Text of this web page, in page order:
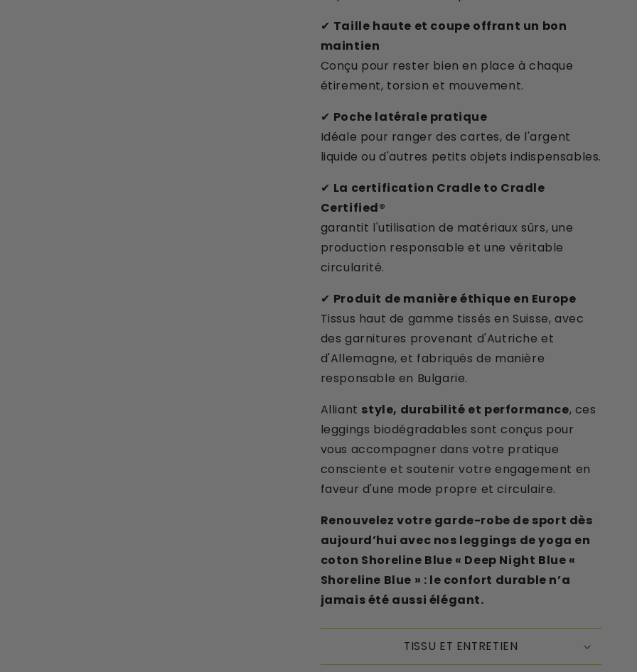
✔ Taille haute et coupe offrant un bon
maintien
Conçu pour rester bien en place à chaque
étirement, torsion et mouvement.
✔ Poche latérale pratique
Idéale pour ranger des cartes, de l'argent
liquide ou d'autres petits objets indispensables.
✔ La certification Cradle to Cradle
Certified®
garantit l'utilisation de matériaux sûrs, une
production responsable et une véritable
circularité.
✔ Produit de manière éthique en Europe
Tissus haut de gamme tissés en Suisse, avec
des garnitures provenant d'Autriche et
d'Allemagne, et fabriqués de manière
responsable en Bulgarie.
Alliant style, durabilité et performance, ces
leggings biodégradables sont conçus pour
vous accompagner dans votre pratique
consciente et soutenir votre engagement en
faveur d'une mode propre et circulaire.
Renouvelez votre garde-robe de sport dès
aujourd’hui avec nos leggings de yoga en
coton Shoreline Blue « Deep Night Blue «
Shoreline Blue » : le confort durable n’a
jamais été aussi élégant.
TISSU ET ENTRETIEN